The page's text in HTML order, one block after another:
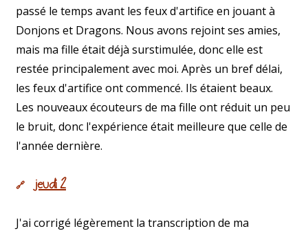
passé le temps avant les feux d'artifice en jouant à
Donjons et Dragons. Nous avons rejoint ses amies,
mais ma fille était déjà surstimulée, donc elle est
restée principalement avec moi. Après un bref délai,
les feux d'artifice ont commencé. Ils étaient beaux.
Les nouveaux écouteurs de ma fille ont réduit un peu
le bruit, donc l'expérience était meilleure que celle de
l'année dernière.
🔗 jeudi 2
J'ai corrigé légèrement la transcription de ma